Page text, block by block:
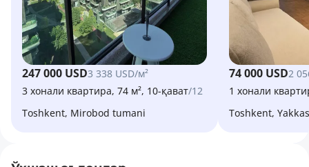
247 000 USD3 338 USD/м²
3 хонали квартира, 74 м², 10-қават/12
Toshkent, Mirobod tumani
74 000 USD2
1 хонали
Toshkent,